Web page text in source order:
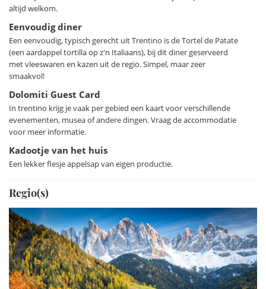
Dolomieten en het meer zijn speeltuinen voor avonturiers!
menu. Voor relaxte dagen zijn er verleidelijke strandjes en
kun je een fluisterboot of kano huren om op het water te
spelen.
Ben je in de mood voor een roadtrip? Het Gardameer is
slechts een uurtje rijden, en de rit op zich is al een
waanzinnige ervaring, met verbluffende uitzichten om van te
watertanden!
altijd welkom.
Eenvoudig diner
Een eenvoudig, typisch gerecht uit Trentino is de Tortel de Patate
(een aardappel tortilla op z'n Italiaans), bij dit diner geserveerd
met vleeswaren en kazen uit de regio. Simpel, maar zeer
smaakvol!
Dolomiti Guest Card
In trentino krijg je vaak per gebied een kaart voor verschillende
evenementen, musea of andere dingen. Vraag de accommodatie
voor meer informatie.
Kadootje van het huis
Een lekker flesje appelsap van eigen productie.
Regio(s)